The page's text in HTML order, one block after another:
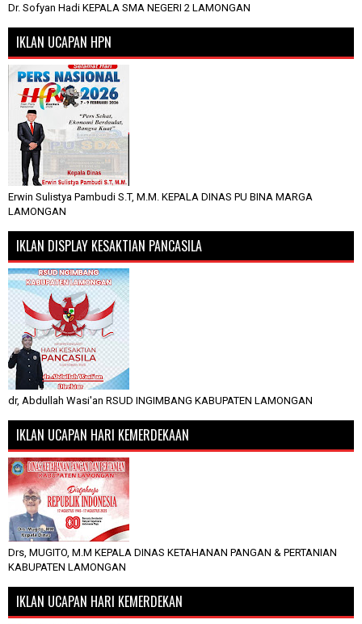
Dr. Sofyan Hadi KEPALA SMA NEGERI 2 LAMONGAN
IKLAN UCAPAN HPN
Erwin Sulistya Pambudi S.T, M.M. KEPALA DINAS PU BINA MARGA
LAMONGAN
IKLAN DISPLAY KESAKTIAN PANCASILA
dr, Abdullah Wasi'an RSUD INGIMBANG KABUPATEN LAMONGAN
IKLAN UCAPAN HARI KEMERDEKAAN
Drs, MUGITO, M.M KEPALA DINAS KETAHANAN PANGAN & PERTANIAN
KABUPATEN LAMONGAN
IKLAN UCAPAN HARI KEMERDEKAN